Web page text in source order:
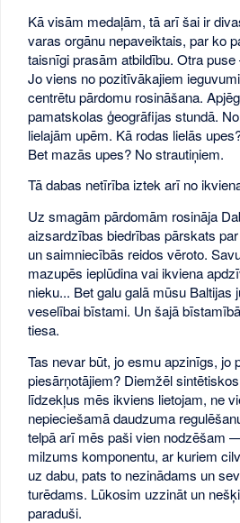
Kā visām medaļām, tā arī šai ir
varas orgānu nepaveiktais, par ko
taisnīgi prasām atbildību. Otra
Jo viens no pozitīvākajiem
centrētu pārdomu rosināšana.
pamatskolas ģeogrāfijas stundā.
lielajām upēm. Kā rodas lielās
Bet mazās upes? No strautiņiem.
Tā dabas netīrība iztek arī no
Uz smagām pārdomām rosināja
aizsardzības biedrības pārskats
un saimniecībās reidos vēroto.
mazupēs ieplūdina vai ikviena
nieku... Bet galu galā mūsu Baltijas
veselībai bīstami. Un šajā
tiesa.
Tas nevar būt, jo esmu apzinīgs, jo
piesārņotājiem? Diemžēl
līdzekļus mēs ikviens lietojam, ne
nepieciešamā daudzuma
telpā arī mēs paši vien nodzēšam
milzums komponentu, ar kuriem
uz dabu, pats to nezinādams un
turēdams. Lūkosim uzzināt un
paraduši.